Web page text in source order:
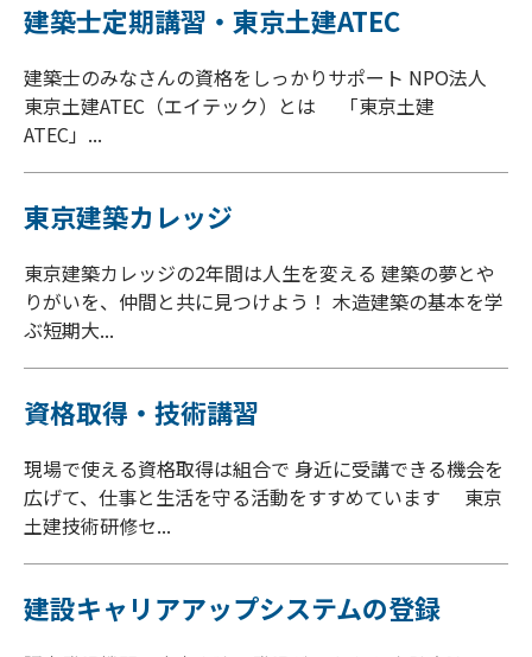
建築士定期講習・東京土建ATEC
建築士のみなさんの資格をしっかりサポート NPO法人
東京土建ATEC（エイテック）とは 「東京土建
ATEC」...
東京建築カレッジ
東京建築カレッジの2年間は人生を変える 建築の夢とや
りがいを、仲間と共に見つけよう！ 木造建築の基本を学
ぶ短期大...
資格取得・技術講習
現場で使える資格取得は組合で 身近に受講できる機会を
広げて、仕事と生活を守る活動をすすめています 東京
土建技術研修セ...
建設キャリアアップシステムの登録